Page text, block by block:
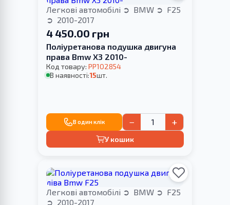
Легкові автомобілі BMW
F25
2010-2017
4 450.00 грн
Поліуретанова подушка двигуна
права Bmw X3 2010-
Код товару: PP102854
В наявності:15шт.
В один клік − +
У кошик
Легкові автомобілі BMW
F25
2010-2017